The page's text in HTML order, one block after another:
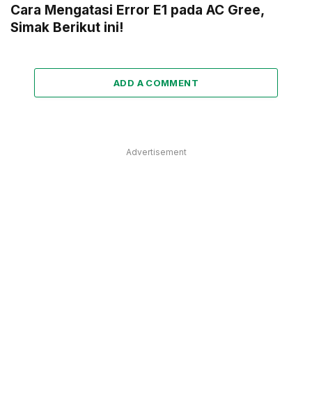
Cara Mengatasi Error E1 pada AC Gree,
Simak Berikut ini!
ADD A COMMENT
Advertisement